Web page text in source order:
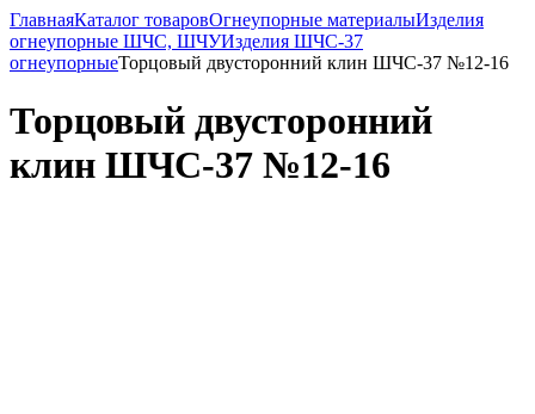
ГлавнаяКаталог товаровОгнеупорные материалыИзделия
огнеупорные ШЧС, ШЧУИзделия ШЧС-37
огнеупорныеТорцовый двусторонний клин ШЧС-37 №12-16
Торцовый двусторонний
клин ШЧС-37 №12-16